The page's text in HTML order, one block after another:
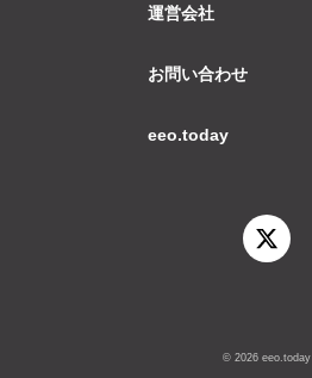
運営会社
お問い合わせ
eeo.today
© 2026 eeo.today